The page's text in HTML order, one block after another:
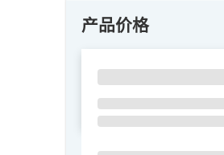
产品价格
SU MO